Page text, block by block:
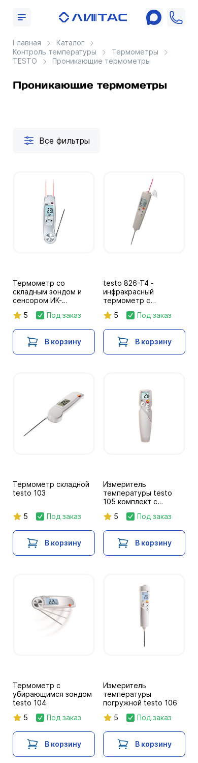
Главная
Каталог
Контроль температуры
Термометры
TESTO
Проникающие термометры
Проникающие термометры
Все фильтры
Термометр со
складным зондом и
сенсором ИК-
температуры testo
5 Под заказ
В корзину
testo 826-T4 -
инфракрасный
термометр с
целеуказателем и
пищевым зондом
(оптика 6:1)
5 Под заказ
В корзину
Термометр складной
testo 103
5 Под заказ
В корзину
Измеритель
температуры testo
105 комплект с
5 Под заказ
В корзину
Термометр с
убирающимся зондом
testo 104
5
Под заказ
В корзину
Измеритель
температуры
погружной testo 106
5
Под заказ
В корзину